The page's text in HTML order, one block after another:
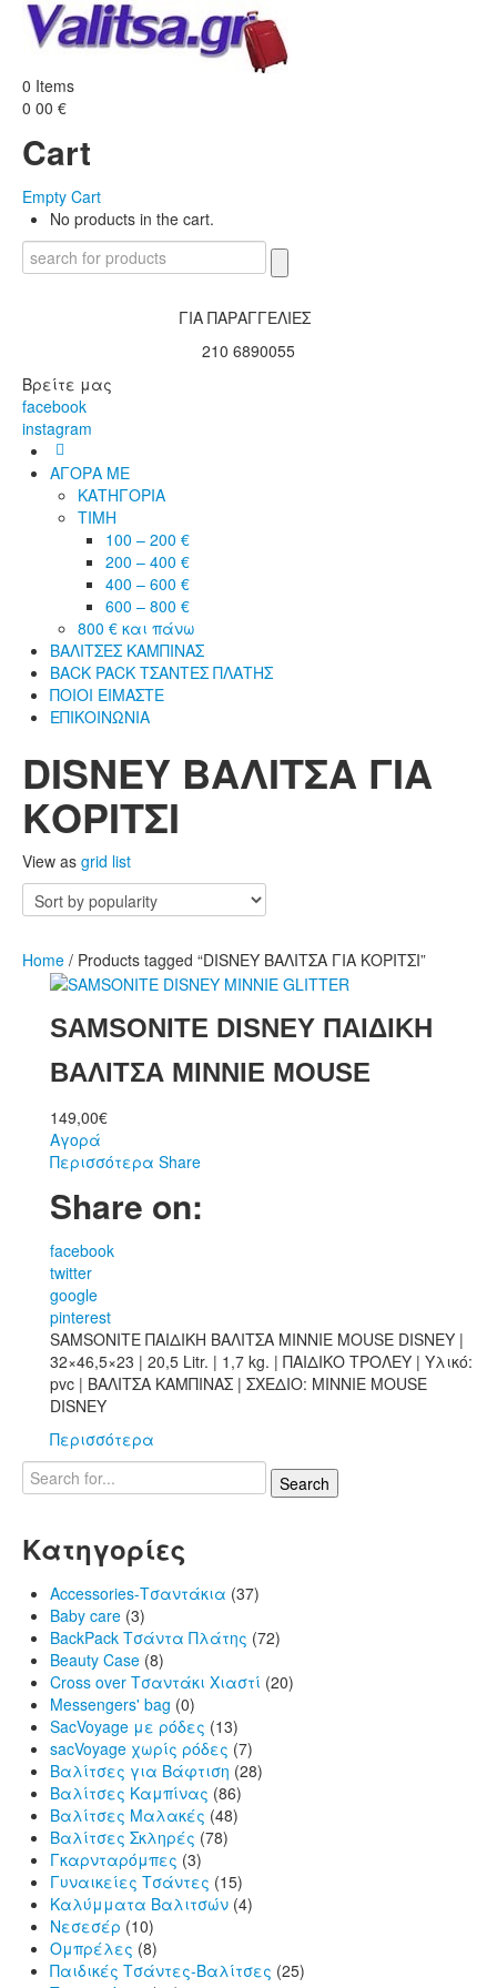
0 Items
0 00 €
Cart
Empty Cart
No products in the cart.
ΓΙΑ ΠΑΡΑΓΓΕΛΙΕΣ
210 6890055
Βρείτε μας
facebook
instagram
ΑΓΟΡΑ ΜΕ
ΚΑΤΗΓΟΡΙΑ
ΤΙΜΗ
100 – 200 €
200 – 400 €
400 – 600 €
600 – 800 €
800 € και πάνω
ΒΑΛΙΤΣΕΣ ΚΑΜΠΙΝΑΣ
BACK PACK ΤΣΑΝΤΕΣ ΠΛΑΤΗΣ
ΠΟΙΟΙ ΕΙΜΑΣΤΕ
ΕΠΙΚΟΙΝΩΝΙΑ
DISNEY ΒΑΛΙΤΣΑ ΓΙΑ
ΚΟΡΙΤΣΙ
View as grid list
Home / Products tagged “DISNEY ΒΑΛΙΤΣΑ ΓΙΑ ΚΟΡΙΤΣΙ”
SAMSONITE DISNEY ΠΑΙΔΙΚΗ
ΒΑΛΙΤΣΑ MINNIE MOUSE
149,00€
Αγορά
Περισσότερα Share
Share on:
facebook
twitter
google
pinterest
SAMSONITE ΠΑΙΔΙΚΗ ΒΑΛΙΤΣΑ MΙΝΝΙΕ MOUSE DISNEY |
32×46,5×23 | 20,5 Litr. | 1,7 kg. | ΠΑΙΔΙΚΟ ΤΡΟΛΕΥ | Υλικό:
pvc | ΒΑΛΙΤΣΑ ΚΑΜΠΙΝΑΣ | ΣΧΕΔΙΟ: MIΝΝΙΕ MOUSE
DISNEY
Περισσότερα
Κατηγορίες
Accessories-Τσαντάκια (37)
Baby care (3)
BackPack Τσάντα Πλάτης (72)
Beauty Case (8)
Cross over Τσαντάκι Χιαστί (20)
Messengers' bag (0)
SacVoyage με ρόδες (13)
sacVoyage χωρίς ρόδες (7)
Βαλίτσες για Βάφτιση (28)
Βαλίτσες Καμπίνας (86)
Βαλίτσες Μαλακές (48)
Βαλίτσες Σκληρές (78)
Γκαρνταρόμπες (3)
Γυναικείες Τσάντες (15)
Καλύμματα Βαλιτσών (4)
Νεσεσέρ (10)
Ομπρέλες (8)
Παιδικές Τσάντες-Βαλίτσες (25)